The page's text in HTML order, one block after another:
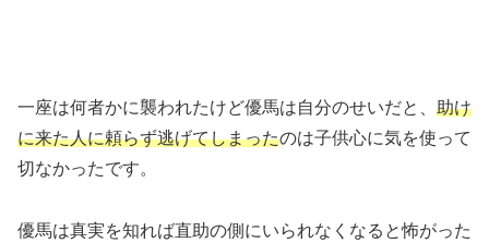
一座は何者かに襲われたけど優馬は自分のせいだと、 助け
に来た人に頼らず逃げてしまったのは子供心に気を使って
切なかったです。
優馬は真実を知れば直助の側にいられなくなると怖がった